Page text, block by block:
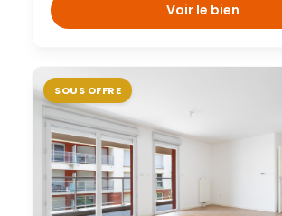
Voir le bien
SOUS OFFRE